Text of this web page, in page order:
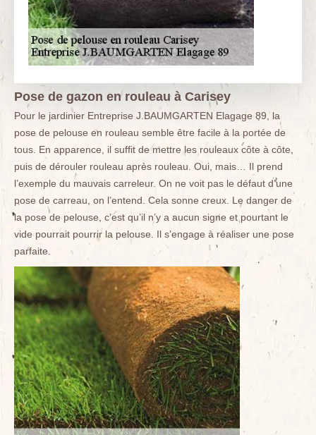
Pose de gazon en rouleau à Carisey
Pour le jardinier Entreprise J.BAUMGARTEN Elagage 89, la
pose de pelouse en rouleau semble être facile à la portée de
tous. En apparence, il suffit de mettre les rouleaux côte à côte,
puis de dérouler rouleau après rouleau. Oui, mais… Il prend
l’exemple du mauvais carreleur. On ne voit pas le défaut d’une
pose de carreau, on l’entend. Cela sonne creux. Le danger de
la pose de pelouse, c’est qu’il n’y a aucun signe et pourtant le
vide pourrait pourrir la pelouse. Il s’engage à réaliser une pose
parfaite.